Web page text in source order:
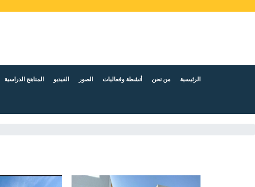
المناهج الدراسية الفيديو الصور أنشطة وفعاليات من نحن الرئيسية